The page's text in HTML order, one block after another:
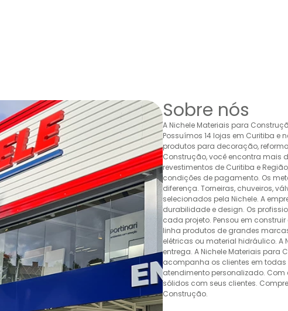
Sobre nós
A Nichele Materiais para
Possuímos 14 lojas em Curitiba
produtos para decoração,
Construção, você encontra mais
revestimentos de Curitiba e
condições de pagamento. Os
diferença. Torneiras, chuveiros,
selecionados pela Nichele. A
durabilidade e design. Os
cada projeto. Pensou em
linha produtos de grandes
elétricas ou material hidráulico.
entrega. A Nichele Materiais
acompanha os clientes em todas
atendimento personalizado. Com
sólidos com seus clientes.
Construção.